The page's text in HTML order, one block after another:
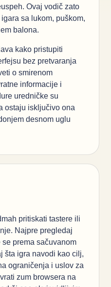
Ovaj vodič zato
sa lukom, puškom,
balona.
kako pristupiti
bez pretvaranja
o smirenom
informacije i
uredničke su
ostaju isključivo ona
desnom uglu
pritiskati tastere ili
Najpre pregledaj
prema sačuvanom
šta igra navodi kao cilj,
ograničenja i uslov za
zum browsera na